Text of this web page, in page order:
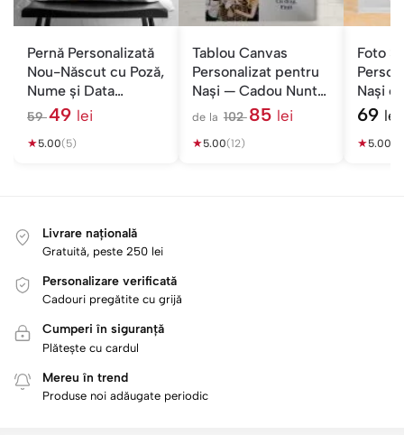
Pernă Personalizată
Nou-Născut cu Poză,
Nume și Data
Nașterii — Balon
59
e
49 lei
★5.00(5)
Tablou Canvas
Personalizat pentru
Nași — Cadou Nuntă
cu Poză și Nume
de la 102
e
85 lei
★5.00(12)
Foto
Nași
Fetiță
69 lei
★5.00
Livrare națională
Gratuită, peste 250 lei
Personalizare verificată
Cadouri pregătite cu grijă
Cumperi în siguranță
Plătește cu cardul
Mereu în trend
Produse noi adăugate periodic